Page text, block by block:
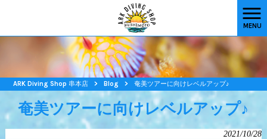
MENU
ARK Diving Shop 串本店 > Blog > 奄美ツアーに向けレベルアップ♪
奄美ツアーに向けレベルアップ♪
2021/10/28